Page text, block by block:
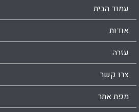
עמוד הבית
אודות
עזרה
צרו קשר
מפת אתר